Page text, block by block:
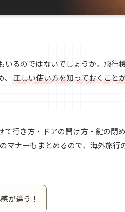
るのではないでしょうか。飛行
正しい使い方を知っておくこと
て行き方・ドアの開け方・鍵の閉
マナーもまとめるので、海外旅行
が違う！